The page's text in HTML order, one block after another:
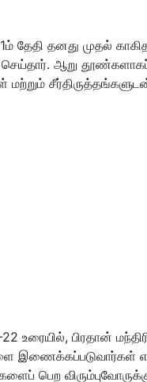
தேதி தனது முதல்
ஆறு
மற்றும்
உரையில், பிரதான்
இணைக்கப்படுவார்கள்
பெற